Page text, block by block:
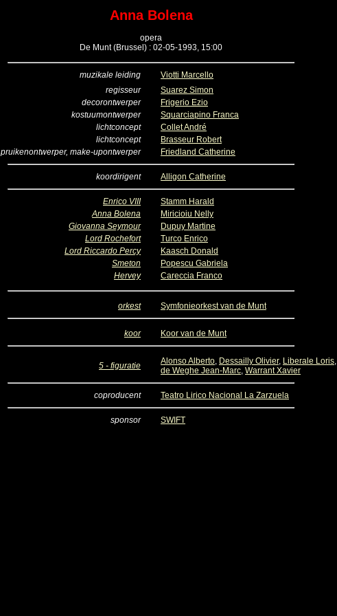
Anna Bolena
opera
De Munt (Brussel) : 02-05-1993, 15:00
muzikale leiding
Viotti Marcello
regisseur
Suarez Simon
decorontwerper
Frigerio Ezio
kostuumontwerper
Squarciapino Franca
lichtconcept
Collet André
lichtconcept
Brasseur Robert
pruikenontwerper, make-upontwerper
Friedland Catherine
koordirigent Alligon Catherine
Enrico VIII
Stamm Harald
Anna Bolena
Miricioiu Nelly
Giovanna Seymour
Dupuy Martine
Lord Rochefort
Turco Enrico
Lord Riccardo Percy
Kaasch Donald
Smeton
Popescu Gabriela
Hervey
Careccia Franco
orkest Symfonieorkest van de Munt
koor Koor van de Munt
5 - figuratie Alonso Alberto, Dessailly Olivier, Liberale Loris,
de Weghe Jean-Marc, Warrant Xavier
coproducent Teatro Lirico Nacional La Zarzuela
sponsor SWIFT